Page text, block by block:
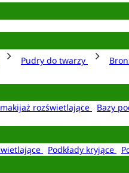
Pudry do twarzy
rozświetlające Bazy
Podkłady kryjące